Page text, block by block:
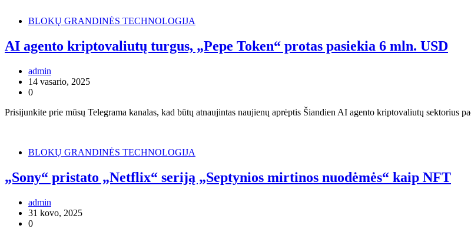
BLOKŲ GRANDINĖS TECHNOLOGIJA
AI agento kriptovaliutų turgus, „Pepe Token“ protas pasiekia 6 mln. USD
admin
14 vasario, 2025
0
Prisijunkite prie mūsų Telegrama kanalas, kad būtų atnaujintas naujienų aprėptis Šiandien AI agento kriptovaliutų
BLOKŲ GRANDINĖS TECHNOLOGIJA
„Sony“ pristato „Netflix“ seriją „Septynios mirtinos nuodėmės“ kaip NFT
admin
31 kovo, 2025
0